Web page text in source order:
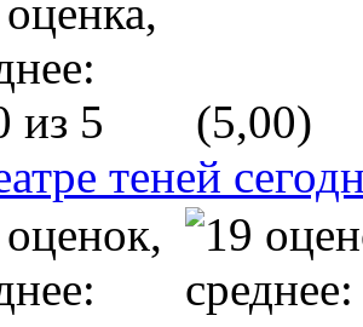
(5,00)
теней